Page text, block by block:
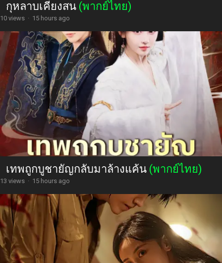
กุหลาบเคียงสน (พากย์ไทย)
10 views · 15 hours ago
เทพถูกบูชายัญกลับมาล้างแค้น (พากย์ไทย)
13 views · 15 hours ago